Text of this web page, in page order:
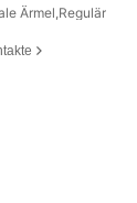
Ärmel,Regulär